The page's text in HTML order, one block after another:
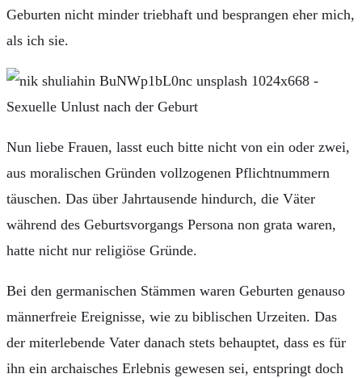
Geburten nicht minder triebhaft und besprangen eher mich,
als ich sie.
Nun liebe Frauen, lasst euch bitte nicht von ein oder zwei,
aus moralischen Gründen vollzogenen Pflichtnummern
täuschen. Das über Jahrtausende hindurch, die Väter
während des Geburtsvorgangs Persona non grata waren,
hatte nicht nur religiöse Gründe.
Bei den germanischen Stämmen waren Geburten genauso
männerfreie Ereignisse, wie zu biblischen Urzeiten. Das
der miterlebende Vater danach stets behauptet, dass es für
ihn ein archaisches Erlebnis gewesen sei, entspringt doch